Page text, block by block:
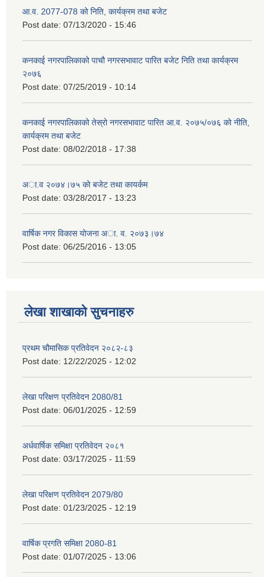
आ.व. 2077-078 को निति, कार्यक्रम तथा बजेट
Post date: 07/13/2020 - 15:46
कनकाई नगरपालिकाको पाचौ नगरसभावाट पारित बजेट निति तथा कार्यक्रम
२०७६
Post date: 07/25/2019 - 10:14
कनकाई नगरपालिकाको तेस्रो नगरसभावाट पारित आ.व. २०७५/०७६ को नीति,
कार्यक्रम तथा बजेट
Post date: 08/02/2018 - 17:38
अा.व २०७४।७५ काे बजेट तथा कायर्कम
Post date: 03/28/2017 - 13:23
वार्षिक नगर विकास योजना अा. व. २०७३।७४
Post date: 06/25/2016 - 13:05
लेखा शाखाको सुचनाहरु
प्रथम चौमासिक प्रतिवेदन २०८२-८३
Post date: 12/22/2025 - 12:02
लेखा परिक्षण प्रतिवेदन 2080/81
Post date: 06/01/2025 - 12:59
अर्धवार्षिक समिक्षा प्रतिवेदन २०८१
Post date: 03/17/2025 - 11:59
लेखा परिक्षण प्रतिवेदन 2079/80
Post date: 01/23/2025 - 12:19
वार्षिक प्रगति समिक्षा 2080-81
Post date: 01/07/2025 - 13:06